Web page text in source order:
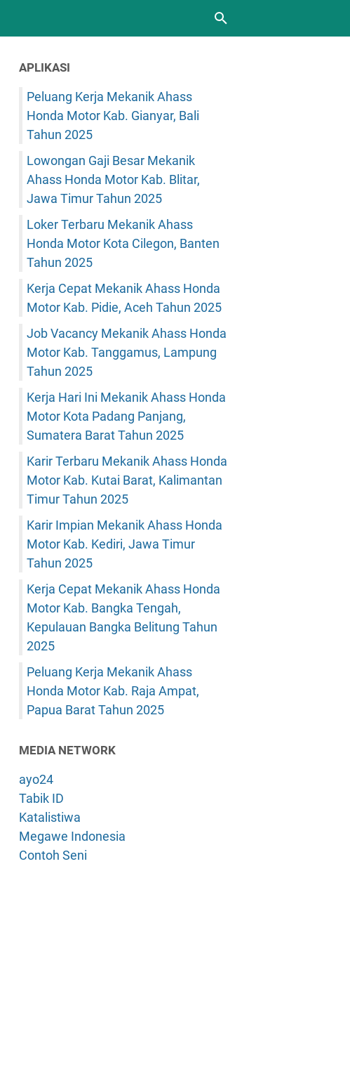
APLIKASI
Peluang Kerja Mekanik Ahass
Honda Motor Kab. Gianyar, Bali
Tahun 2025
Lowongan Gaji Besar Mekanik
Ahass Honda Motor Kab. Blitar,
Jawa Timur Tahun 2025
Loker Terbaru Mekanik Ahass
Honda Motor Kota Cilegon, Banten
Tahun 2025
Kerja Cepat Mekanik Ahass Honda
Motor Kab. Pidie, Aceh Tahun 2025
Job Vacancy Mekanik Ahass Honda
Motor Kab. Tanggamus, Lampung
Tahun 2025
Kerja Hari Ini Mekanik Ahass Honda
Motor Kota Padang Panjang,
Sumatera Barat Tahun 2025
Karir Terbaru Mekanik Ahass Honda
Motor Kab. Kutai Barat, Kalimantan
Timur Tahun 2025
Karir Impian Mekanik Ahass Honda
Motor Kab. Kediri, Jawa Timur
Tahun 2025
Kerja Cepat Mekanik Ahass Honda
Motor Kab. Bangka Tengah,
Kepulauan Bangka Belitung Tahun
2025
Peluang Kerja Mekanik Ahass
Honda Motor Kab. Raja Ampat,
Papua Barat Tahun 2025
MEDIA NETWORK
ayo24
Tabik ID
Katalistiwa
Megawe Indonesia
Contoh Seni